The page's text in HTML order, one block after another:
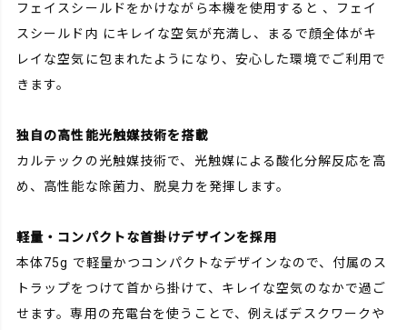
フェイスシールドをかけながら本機を使用すると 、フェイ
スシールド内 にキレイな空気が充満し、まるで顔全体がキ
レイな空気に包まれたようになり、安心した環境でご利用で
きます。
独自の高性能光触媒技術を搭載
カルテックの光触媒技術で、光触媒による酸化分解反応を高
め、高性能な除菌力、脱臭力を発揮します。
軽量・コンパクトな首掛けデザインを採用
本体75g で軽量かつコンパクトなデザインなので、付属のス
トラップをつけて首から掛けて、キレイな空気のなかで過ご
せます。専用の充電台を使うことで、例えばデスクワークや